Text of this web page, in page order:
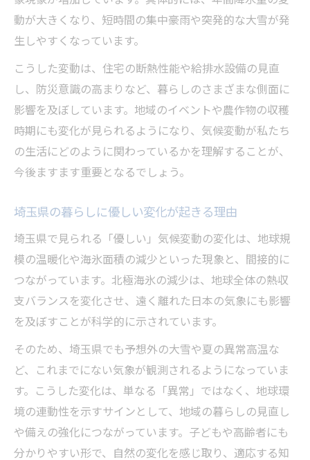
優しい適応策で守る埼玉県の暮らし
動が大きくなり、短時間の集中豪雨や突発的な大雪が発
生しやすくなっています。
こうした変動は、住宅の断熱性能や給排水設備の見直
し、防災意識の高まりなど、暮らしのさまざまな側面に
影響を及ぼしています。地域のイベントや農作物の収穫
時期にも変化が見られるようになり、気候変動が私たち
の生活にどのように関わっているかを理解することが、
今後ますます重要となるでしょう。
埼玉県の暮らしに優しい変化が起きる理由
埼玉県で見られる「優しい」気候変動の変化は、地球規
模の温暖化や海氷面積の減少といった現象と、間接的に
つながっています。北極海氷の減少は、地球全体の熱収
支バランスを変化させ、遠く離れた日本の気象にも影響
を及ぼすことが科学的に示されています。
そのため、埼玉県でも予想外の大雪や夏の異常高温な
ど、これまでにない気象が観測されるようになっていま
す。こうした変化は、単なる「異常」ではなく、地球環
境の連動性を示すサインとして、地域の暮らしの見直し
や備えの強化につながっています。子どもや高齢者にも
分かりやすい形で、自然の変化を感じ取り、適応する知